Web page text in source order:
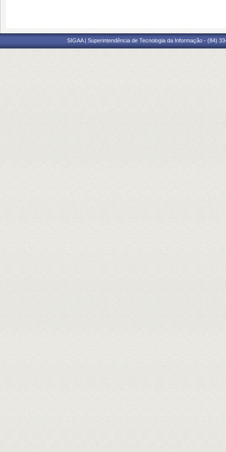
SIGAA | Superintendência de Tecnologia da Informação - (84)